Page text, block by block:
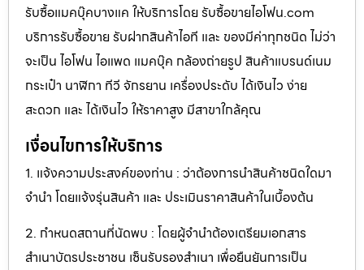
รับซื้อแมคบุ๊คบางแค ให้บริการโดย รับซื้อขายไอโฟน.com
บริการรับซื้อขาย รับฝากสินค้าไอที และ ของมีค่าทุกชนิด ไม่ว่า
จะเป็น ไอโฟน ไอแพด แมคบุ๊ค กล้องถ่ายรูป สินค้าแบรนด์เนม
กระเป๋า นาฬิกา ทีวี จักรยาน เครื่องประดับ ได้เงินไว ง่าย
สะดวก และ ได้เงินไว ให้ราคาสูง มีสาขาใกล้คุณ
เงื่อนไขการให้บริการ
1. แจ้งความประสงค์ของท่าน : ว่าต้องการนำสินค้าชนิดใดมา
จำนำ โดยแจ้งรุ่นสินค้า และ ประเมินราคาสินค้าในเบื้องต้น
2. กำหนดสถานที่นัดพบ : โดยผู้จำนำต้องเตรียมเอกสาร
สำเนาบัตรประชาชน เซ็นรับรองสำเนา เพื่อยืนยันการเป็น